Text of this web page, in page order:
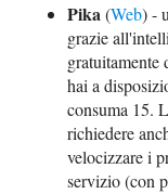
Pika(Web) -
grazie
gratuitamente
hai a
consuma 15.
richiedere
velocizzare i
servizio (con